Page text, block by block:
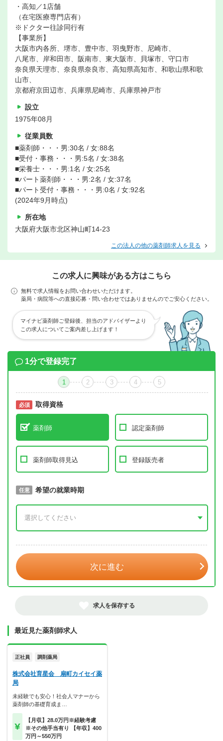
・高知／1店舗
（在宅医療専門店有）
※ドクター往診同行有
【事業所】
大阪市内各所、堺市、豊中市、羽曳野市、尼崎市、
八尾市、岸和田市、阪南市、東大阪市、貝塚市、守口市
奈良県天理市、奈良県奈良市、高知県高知市、和歌山県和歌
山市、
京都府京田辺市、兵庫県尼崎市、兵庫県神戸市
設立
1975年08月
従業員数
■薬剤師・・・男:30名 / 女:88名
■受付・事務・・・男:5名 / 女:38名
■栄養士・・・男:1名 / 女:25名
■パート薬剤師・・・男:2名 / 女:37名
■パート受付・事務・・・男:0名 / 女:92名
(2024年9月時点)
所在地
大阪府大阪市北区神山町14-23
この法人の他の薬剤師求人を見る
この求人に興味がある方はこちら
無料で求人情報をお問い合わせいただけます。
薬局・病院等への直接応募・問い合わせではありませんのでご安心ください。
マイナビ薬剤師ご登録後、担当のアドバイザーより
この求人についてご案内差し上げます！
1分で登録完了
1 2 3 4 5
必須 取得資格
薬剤師 認定薬剤師
薬剤師取得見込 登録販売者
必須 取得予定年
任意 希望の就業時期
次に進む
求人を保存する
最近見た薬剤師求人
正社員 調剤薬局
株式会社育星会 扇町カイセイ薬
局
未経験でも安心！社会人マナーから
薬剤師の基礎育成ま…
【月収】28.0万円※経験考慮
※その他手当有り 【年収】400
万円～550万円